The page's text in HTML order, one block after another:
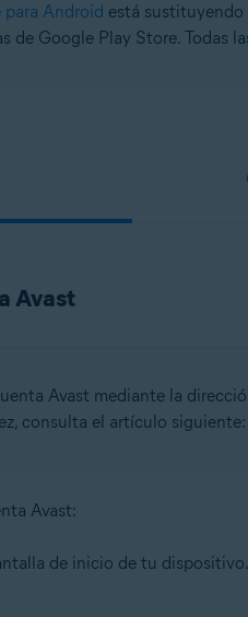
para Android está
de Google Play Store. Todas
Avast
Avast mediante la
consulta el artículo siguiente:
Avast:
de inicio de tu